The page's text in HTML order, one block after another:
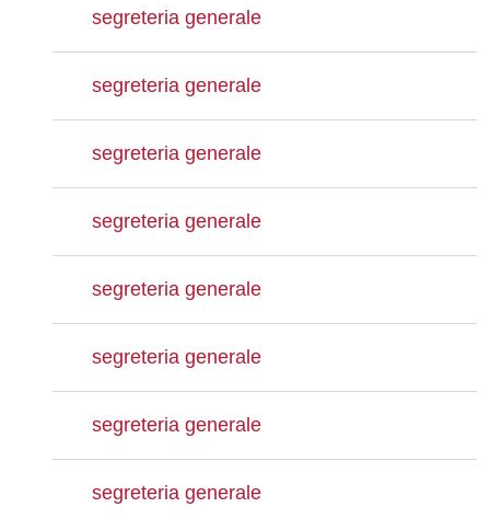
segreteria generale
segreteria generale
segreteria generale
segreteria generale
segreteria generale
segreteria generale
segreteria generale
segreteria generale